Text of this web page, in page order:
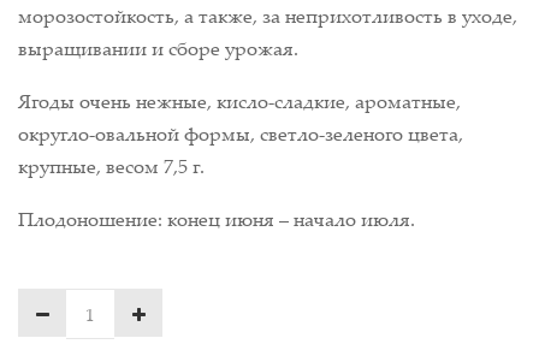
морозостойкость, а также, за неприхотливость в уходе,
выращивании и сборе урожая.
Ягоды очень нежные, кисло-сладкие, ароматные,
округло-овальной формы, светло-зеленого цвета,
крупные, весом 7,5 г.
Плодоношение: конец июня – начало июля.